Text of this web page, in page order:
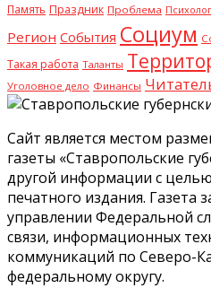
Память Праздник Проблема
Регион События Социум
Такая работа Таланты
Уголовное дело Финансы
Сайт является местом
газеты «Ставропольские
другой информации с
печатного издания. Газета
управлении Федеральной
связи, информационных
коммуникаций по Северо-
федеральному округу.